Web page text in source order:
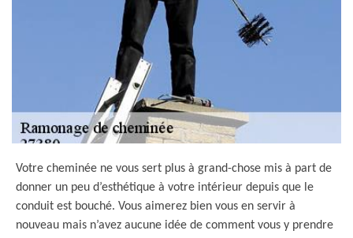
Votre cheminée ne vous sert plus à grand-chose mis à part de
donner un peu d’esthétique à votre intérieur depuis que le
conduit est bouché. Vous aimerez bien vous en servir à
nouveau mais n’avez aucune idée de comment vous y prendre